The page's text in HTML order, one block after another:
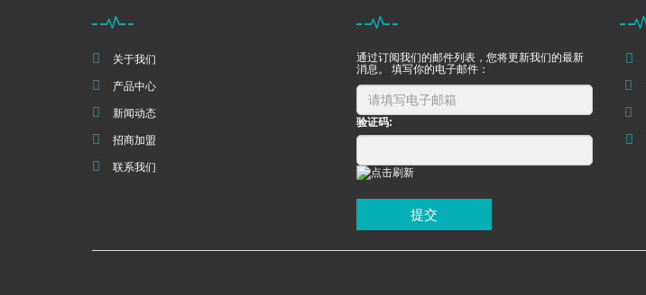
关于我们
产品中心
新闻动态
招商加盟
联系我们
通过订阅我们的邮件列表，您将更新我们的最新
消息。 填写你的电子邮件：
验证码:
提交